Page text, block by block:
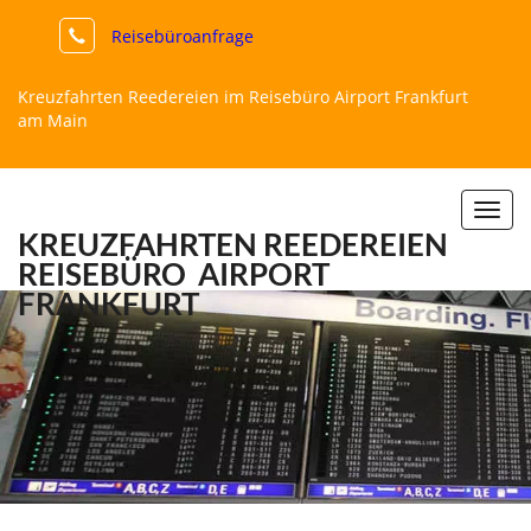
Reisebüroanfrage
Kreuzfahrten Reedereien im Reisebüro Airport Frankfurt
am Main
KREUZFAHRTEN REEDEREIEN
REISEBÜRO AIRPORT
FRANKFURT